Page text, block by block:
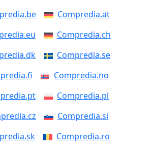
Compredia.at
Compredia.ch
Compredia.se
Compredia.no
Compredia.pl
Compredia.si
Compredia.ro